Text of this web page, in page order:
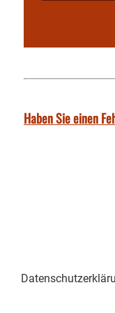
Haben Sie einen